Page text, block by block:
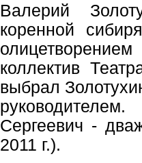
Валерий
коренной
коллектив
выбрал
Сергеевич -
2011 г.).